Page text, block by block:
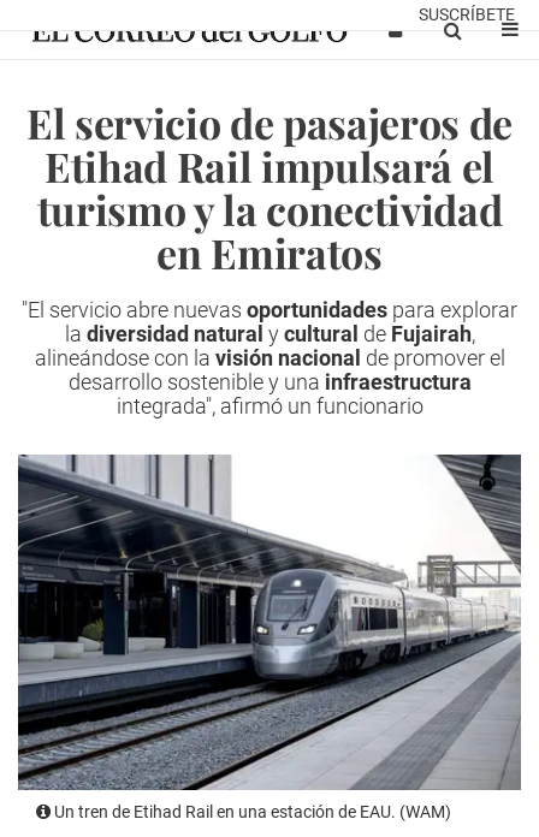
SUSCRÍBETE
El servicio de pasajeros de
Etihad Rail impulsará el
turismo y la conectividad
en Emiratos
"El servicio abre nuevas oportunidades para explorar
la diversidad natural ycultural deFujairah,
alineándose con la visión nacional de promover el
desarrollo sostenible y una infraestructura
integrada", afirmó un funcionario
Un tren de Etihad Rail en una estación de EAU. (WAM)